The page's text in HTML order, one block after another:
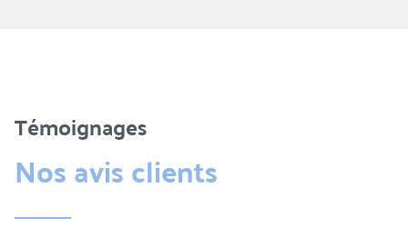
Témoignages
Nos avis clients